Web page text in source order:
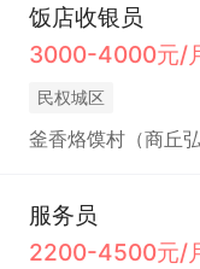
饭店收银员
3000-4000元/
民权城区
釜香烙馍村（商丘
服务员
2200-4500元/